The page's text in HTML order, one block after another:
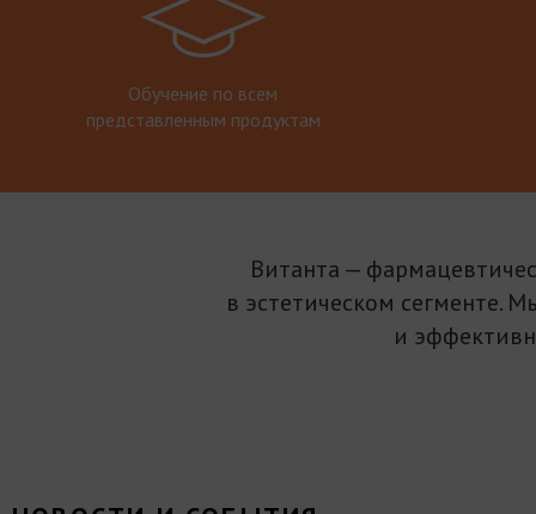
Обучение по всем
представленным продуктам
Витанта —
в эстетическом сегменте.
и